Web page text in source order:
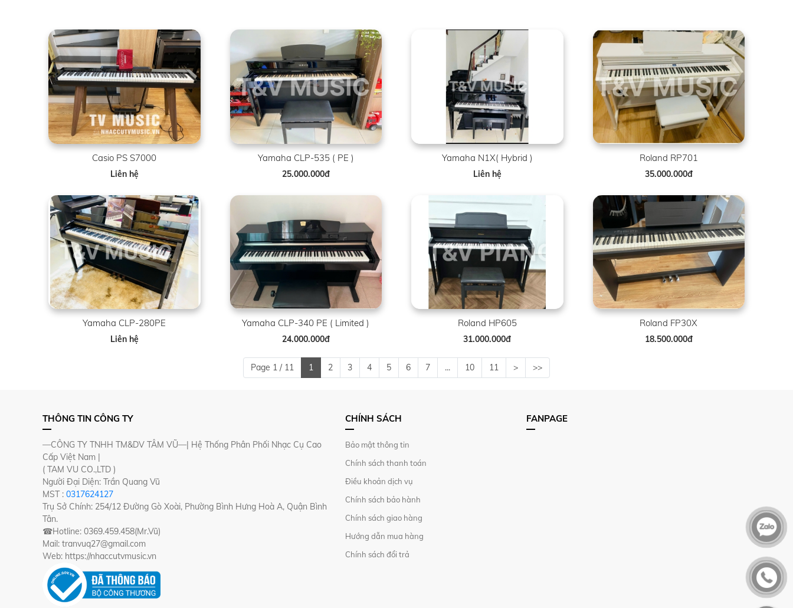
Casio PS S7000
Liên hệ
Yamaha CLP-535 ( PE )
25.000.000đ
Yamaha N1X( Hybrid )
Liên hệ
Roland RP701
35.000.000đ
Yamaha CLP-280PE
Liên hệ
Yamaha CLP-340 PE ( Limited )
24.000.000đ
Roland HP605
31.000.000đ
Roland FP30X
18.500.000đ
Page 1 / 11 1 2 3 4 5 6 7 ... 10 11 > >>
THÔNG TIN CÔNG TY
—CÔNG TY TNHH TM&DV TÂM VŨ—| Hệ Thống Phân Phối Nhạc Cụ Cao
Cấp Việt Nam |
( TAM VU CO.,LTD )
Người Đại Diện: Trần Quang Vũ
MST : 0317624127
Trụ Sở Chính: 254/12 Đường Gò Xoài, Phường Bình Hưng Hoà A, Quận Bình
Tân.
☎Hotline: 0369.459.458(Mr.Vũ)
Mail: tranvuq27@gmail.com
Web: https://nhaccutvmusic.vn
CHÍNH SÁCH
Bảo mật thông tin
Chính sách thanh toán
Điều khoản dịch vụ
Chính sách bảo hành
Chính sách giao hàng
Hướng dẫn mua hàng
Chính sách đổi trả
FANPAGE